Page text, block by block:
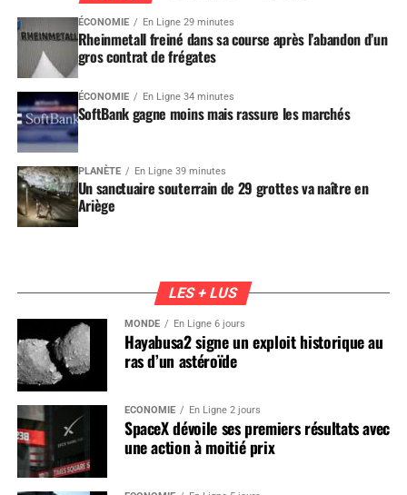
ÉCONOMIE En Ligne 29 minutes
Rheinmetall freiné dans sa course après l’abandon d’un
gros contrat de frégates
ÉCONOMIE En Ligne 34 minutes
SoftBank gagne moins mais rassure les marchés
PLANÈTE En Ligne 39 minutes
Un sanctuaire souterrain de 29 grottes va naître en
Ariège
LES + LUS
MONDE En Ligne 6 jours
Hayabusa2 signe un exploit historique au
ras d’un astéroïde
ÉCONOMIE En Ligne 2 jours
SpaceX dévoile ses premiers résultats avec
une action à moitié prix